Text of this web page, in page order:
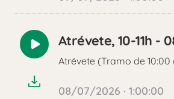
Reproducir
audio
Atrévete, 10-11h -
Atrévete (Tramo de 10:00
08/07/2026 · 1:00:00